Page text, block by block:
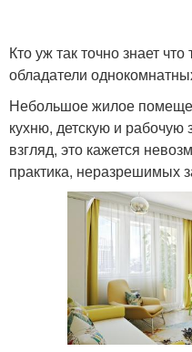
Кто уж так точно знает
обладатели
Небольшое жилое
кухню, детскую и
взгляд, это кажется
практика, неразрешимых